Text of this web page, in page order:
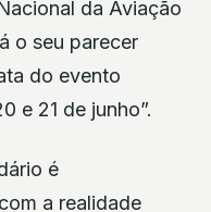
da Aviação
o seu parecer
do evento
e 21 de junho”.
é
a realidade